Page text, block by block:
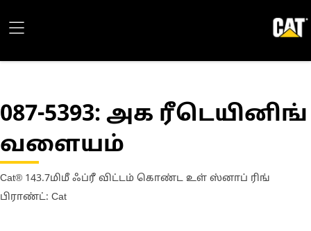
087-5393: அக ரீடெயினிங்
வளையம்
Cat® 143.7மிமீ ஃப்ரீ விட்டம் கொண்ட உள் ஸ்னாப் ரிங்
பிராண்ட்: Cat